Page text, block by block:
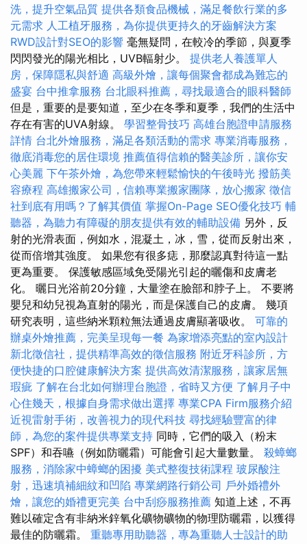
洗，提升空氣品質 提供各類食品機械，滿足餐飲行業的多
元需求 人工植牙服務，為你提供更持久的牙齒解決方案
RWD設計對SEO的影響 毫無疑問，在較冷的季節，與夏季
閃閃發光的陽光相比，UVB輻射少。 提供老人養護單人
房，保障隱私與舒適 高級外燴，讓每個聚會都成為難忘的
盛宴 台中推拿服務 台北眼科推薦，尋找最適合的眼科醫師
但是，重要的是要知道，至少在冬季和夏季，我們的生活中
存在有害的UVA射線。 學習整骨技巧 高雄台胞證申請服務
詳情 台北外燴服務，滿足各類活動的需求 專業消毒服務，
徹底消毒您的居住環境 推薦值得信賴的醫美診所，讓你安
心美麗 下午茶外燴，為您帶來輕鬆愉快的午後時光 撥筋美
容療程 高雄搬家公司，信賴專業搬家團隊，放心搬家 徵信
社到底有用嗎？了解其價值 掌握On-Page SEO優化技巧 輔
聽器，為聽力有障礙的朋友提供有效的輔助設備 另外，反
射的光滑表面，例如水，混凝土，冰，雪，從而反射出來，
從而倍增其強度。 如果您有很多痣，那麼認真對待這一點
更為重要。 保護敏感區域免受陽光引起的曬傷和皮膚老
化。 曬日光浴前20分鐘，大量塗在臉部和脖子上。 不要將
嬰兒和幼兒視為直射的陽光，而是保護自己的皮膚。 幾項
研究表明，這些納米顆粒無法通過皮膚顯著吸收。 可靠的
辦桌外燴推薦，完美呈現每一餐 為家增添亮點的室內設計
新北徵信社，提供精準高效的徵信服務 附近牙科診所，方
便快捷的口腔健康解決方案 提供高效清潔服務，讓家居無
瑕疵 了解在台北如何辦理台胞證，省時又方便 了解月子中
心住幾天，根據自身需求做出選擇 專業CPA Firm服務介紹
近視雷射手術，改善視力的現代科技 尋找經驗豐富的律
師，為您的案件提供專業支持 同時，它們的吸入（粉末
SPF）和吞嚥（例如防曬霜）可能會引起大量數量。 殺蟑螂
服務，消除家中蟑螂的困擾 美式整復技術課程 玻尿酸注
射，迅速填補細紋和凹陷 專業網路行銷公司 戶外婚禮外
燴，讓您的婚禮更完美 台中刮痧服務推薦 知道上述，不再
難以確定含有非納米鋅氧化礦物礦物的物理防曬霜，以獲得
最佳的防曬霜。 重聽專用助聽器，專為重聽人士設計的助